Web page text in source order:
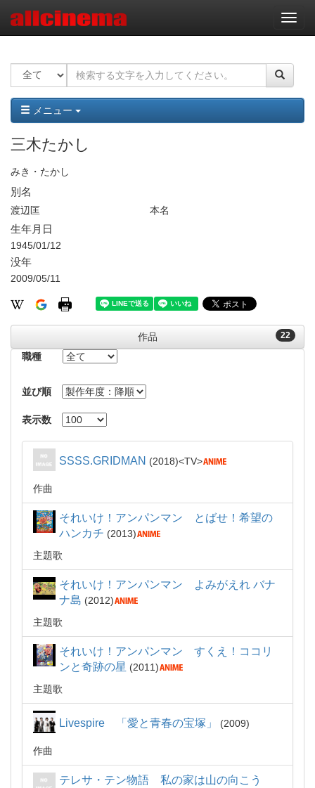
ナ
ビ
ー
ョ
ン
メニュー
三木たかし
みき・たかし
別名
渡辺匡 本名
生年月日
1945/01/12
没年
2009/05/11
22
作品
職種
並び順
表示数
SSSS.GRIDMAN 2018 TV
作曲
それいけ！アンパンマン とばせ！希望の
ハンカチ
2013
主題歌
それいけ！アンパンマン よみがえれ バナ
ナ島
2012
主題歌
それいけ！アンパンマン すくえ！ココリ
ンと奇跡の星
2011
主題歌
Livespire 「愛と青春の宝塚」 2009
作曲
テレサ・テン物語 私の家は山の向こう